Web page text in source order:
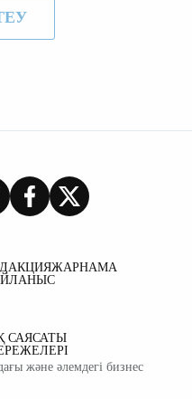
ЖАРНАМА
САЯСАТЫ
және әлемдегі бизнес